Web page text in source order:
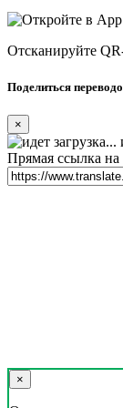
Отсканируйте
Поделиться
×
Прямая ссылка на
×